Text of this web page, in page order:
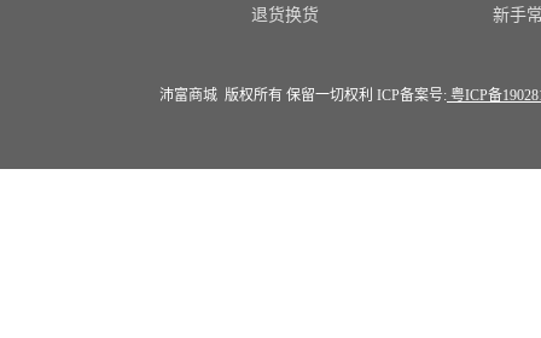
退货换货
新手
沛富商城 版权所有 保留一切权利 ICP备案号: 粤ICP备